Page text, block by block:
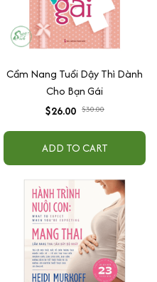
Cẩm Nang Tuổi Dậy Thì Dành
Cho Bạn Gái
$26.00 $30.00
ADD TO CART